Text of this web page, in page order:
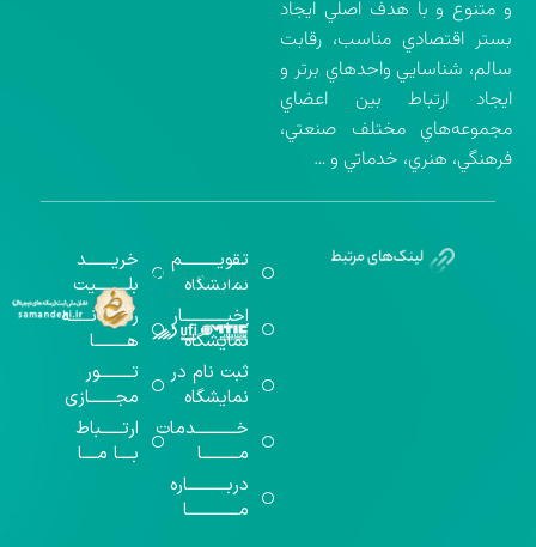
و متنوع و با هدف اصلي ايجاد
بستر اقتصادي مناسب، رقابت
سالم، شناسايي واحدهاي برتر و
ايجاد ارتباط بين اعضاي
مجموعه‌هاي مختلف صنعتي،
فرهنگي، هنري، خدماتي و …
تقویــــــــــم
نمایشگاه
اخبــــــــــــار
نمایشگاه
ثبت نام در
نمایشگاه
خـــــــــــدمات
مــــــــــا
دربـــــــــــاره
مــــــــــــــا
خریـــــــد
بلـــــــــیت
رســـــانــــــه
هـــــــــا
تـــــــــور
مجـــــــازی
ارتــــــباط
بــــا مــــا
گواهینامه‌های
اخذ شده